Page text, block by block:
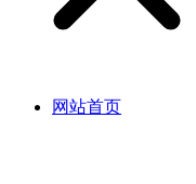
网站首页